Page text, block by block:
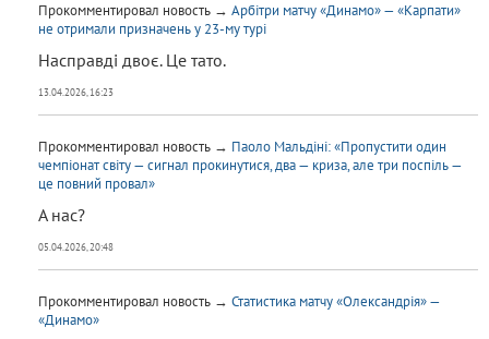
Прокомментировал новость → Арбітри матчу «Динамо» — «Карпати»
не отримали призначень у 23-му турі
Насправді двоє. Це тато.
13.04.2026, 16:23
Прокомментировал новость → Паоло Мальдіні: «Пропустити один
чемпіонат світу — сигнал прокинутися, два — криза, але три поспіль —
це повний провал»
А нас?
05.04.2026, 20:48
Прокомментировал новость → Статистика матчу «Олександрія» —
«Динамо»